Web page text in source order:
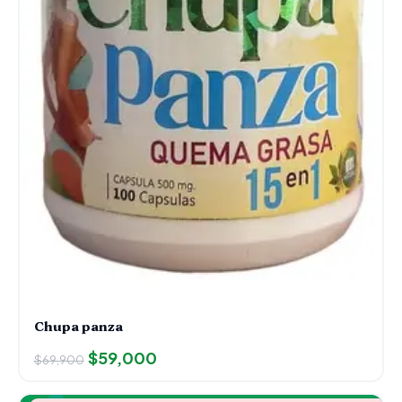
Chupa panza
$69,900 $59,000